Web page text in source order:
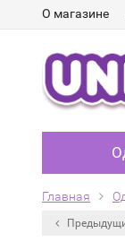
О магазине
Главная